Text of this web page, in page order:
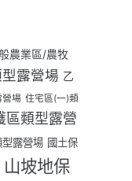
農業區/農牧
露營場 乙
營場 住宅區(一)類
區類型露營
露營場 國土保
山坡地保